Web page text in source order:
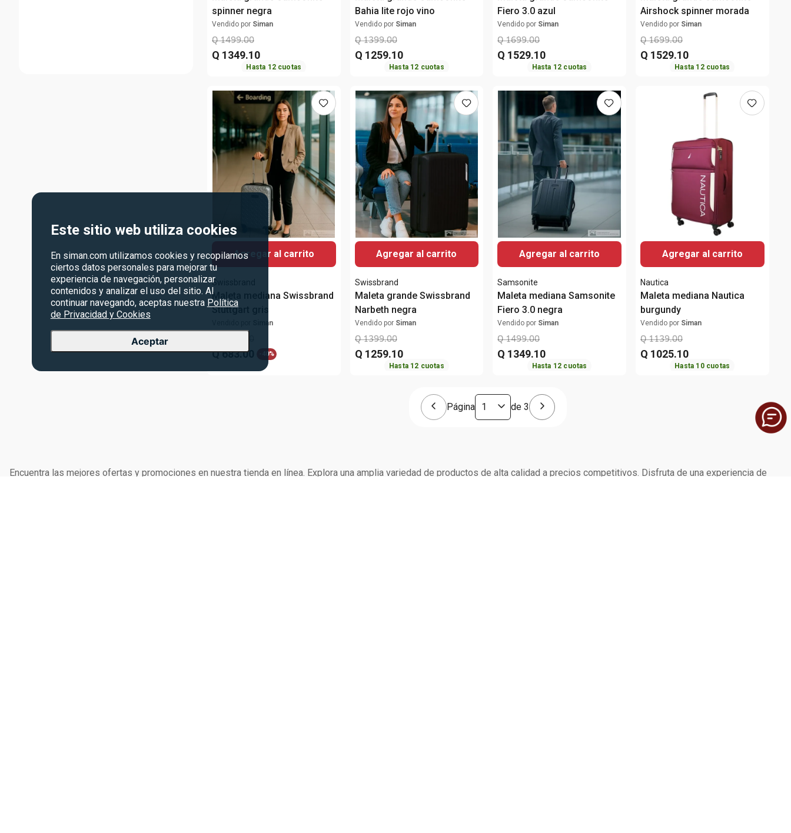
Este sitio web utiliza cookies
En siman.com utilizamos cookies y recopilamos
ciertos datos personales para mejorar tu
experiencia de navegación, personalizar
contenidos y analizar el uso del sitio. Al
continuar navegando, aceptas nuestra Política
de Privacidad y Cookies
Aceptar
spinner negra
Vendido por Siman
Q 1499.00
Q 1349.10
Hasta 12 cuotas
Bahia lite rojo vino
Vendido por Siman
Q 1399.00
Q 1259.10
Hasta 12 cuotas
Fiero 3.0 azul
Vendido por Siman
Q 1699.00
Q 1529.10
Hasta 12 cuotas
Airshock spinner morada
Vendido por Siman
Q 1699.00
Q 1529.10
Hasta 12 cuotas
Agregar al carrito
Swissbrand
Maleta mediana Swissbrand
Stuttgart gris
Siman
Q683.00 40%
Agregar al carrito
Swissbrand
Maleta grande Swissbrand
Narbeth negra
Vendido por Siman
Q 1399.00
Q 1259.10
Hasta 12 cuotas
Agregar al carrito
Samsonite
Maleta mediana Samsonite
Fiero 3.0 negra
Vendido por Siman
Q 1499.00
Q 1349.10
Hasta 12 cuotas
Agregar al carrito
Nautica
Maleta mediana Nautica
burgundy
Vendido por Siman
Q 1139.00
Q 1025.10
Hasta 10 cuotas
Página de3
Encuentra las mejores ofertas y promociones en nuestra tienda en línea. Explora una amplia variedad de productos de alta calidad a precios competitivos. Disfruta de una experiencia de